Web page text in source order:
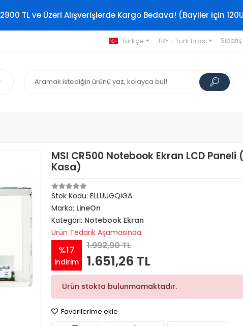
2900 TL ve Üzeri Alışverişlerde Kargo Bedava! (Bayiler için
Türkçe TRY - Türk Lirası
MSI CR500 Notebook Ekran LCD Paneli
Kasa)
Stok Kodu: ELLUUGQIGA
Marka: LineOn
Kategori: Notebook Ekran
Ürün Tedarik Aşamasında
%17
indirim
1.992,90 TL
1.651,26 TL
Ürün stokta bulunmamaktadır.
Favorilerime ekle